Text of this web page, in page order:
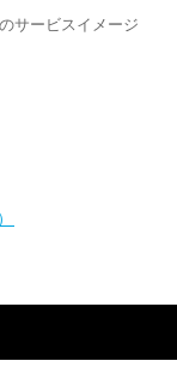
サービスイメージ